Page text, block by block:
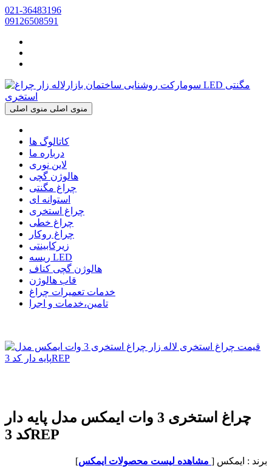
021-36483196
09126508591
منوی اصلی منوی اصلی
کاتالوگ ها
درباره ما
لاین نوری
هالوژن گچی
چراغ مگنتی
استوانه ای
چراغ استخری
چراغ خطی
چراغ روکار
زیرکابینتی
ریسه LED
هالوژن گچی کناف
قاب هالوژن
خدمات تعمیرات چراغ
تامین،خدمات و اجرا
چراغ استخری 3 وات ایمکس مدل پایه دار
کد 3REP
برند : ایمکس [ مشاهده لیست محصولات ایمکس]